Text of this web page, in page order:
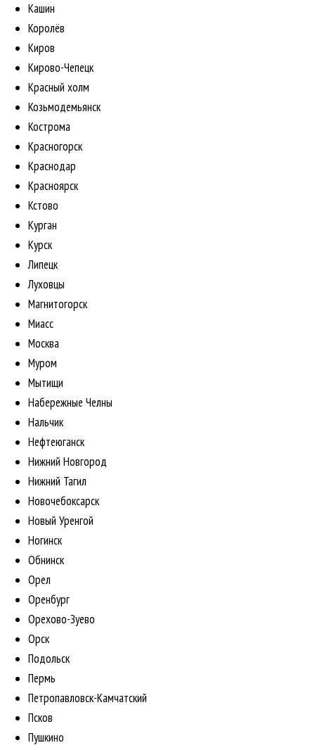
Кашин
Королёв
Киров
Кирово-Чепецк
Красный холм
Козьмодемьянск
Кострома
Красногорск
Краснодар
Красноярск
Кстово
Курган
Курск
Липецк
Луховцы
Магнитогорск
Миасс
Москва
Муром
Мытищи
Набережные Челны
Нальчик
Нефтеюганск
Нижний Новгород
Нижний Тагил
Новочебоксарск
Новый Уренгой
Ногинск
Обнинск
Орел
Оренбург
Орехово-Зуево
Орск
Подольск
Пермь
Петропавловск-Камчатский
Псков
Пушкино